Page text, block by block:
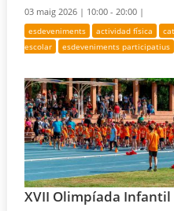
03 maig 2026 | 10:00 - 20:00 |
esdeveniments actividad física
escolar
esdeveniments participatius
XVII Olimpíada Infantil